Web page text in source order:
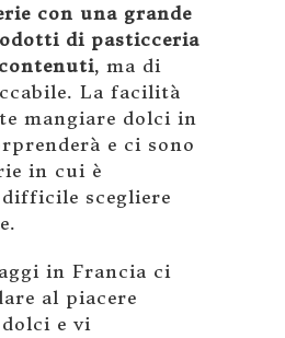
con una grande
di pasticceria
, ma di
La facilità
mangiare dolci in
e ci sono
in cui è
difficile scegliere
in Francia ci
al piacere
e vi